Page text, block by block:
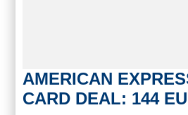
AMERICAN
CARD DEAL: 144